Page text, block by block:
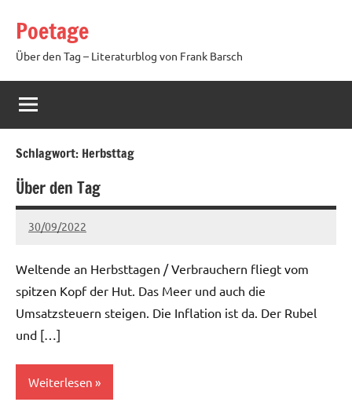
Inhalt
springen
Poetage
Über den Tag – Literaturblog von Frank Barsch
Schlagwort: Herbsttag
Über den Tag
30/09/2022
Ria
Keine
Weltende an Herbsttagen / Verbrauchern fliegt vom
spitzen Kopf der Hut. Das Meer und auch die
Umsatzsteuern steigen. Die Inflation ist da. Der Rubel
und […]
Weiterlesen